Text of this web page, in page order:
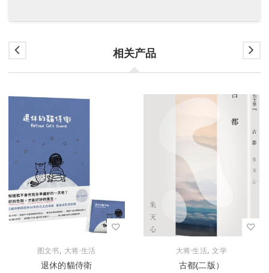
相关产品
图文书, 大将·生活
退休的貓侍衛
大将·生活,文学
古都(二版）